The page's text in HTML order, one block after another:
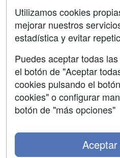
Contactar
Confidencialidad
Aviso legal
Copyleft
Utilizamos cookies
mejorar nuestros
estadística y evitar
Puedes aceptar todas
el botón de "Aceptar
cookies pulsando el
cookies" o configurar
botón de "más opciones"